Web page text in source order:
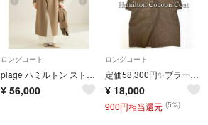
ロングコート
plage ハミルトン ストールコート 36 ベージュ カーキ 2024
¥ 56,000
ロングコート
定価58,300円✨プラージュ ハミルトンコクーンコート 美品 ブラウン系
¥ 18,000
900円相当還元 (5%)